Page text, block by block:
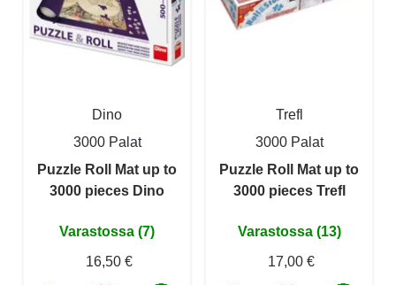
Dino
3000 Palat
Puzzle Roll Mat up to
3000 pieces Dino
Varastossa (7)
16,50 €
Trefl
3000 Palat
Puzzle Roll Mat up to
3000 pieces Trefl
Varastossa (13)
17,00 €